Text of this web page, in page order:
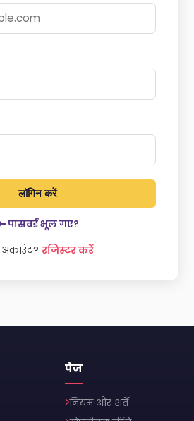
लॉगिन करें
पासवर्ड भूल गए?
रजिस्टर करें
पेज
नियम और शर्तें